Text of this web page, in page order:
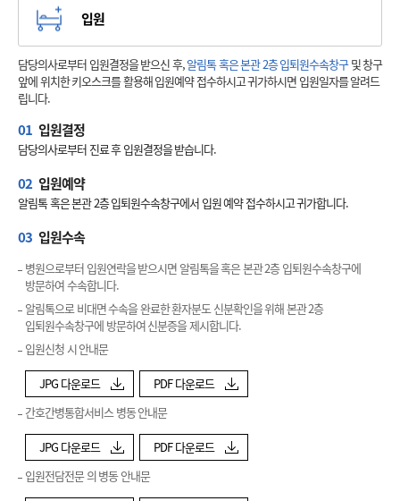
입원
담당의사로부터 입원결정을 받으신 후,알림톡 혹은 본관 2층 입퇴원수속창구및 창구
앞에 위치한 키오스크를 활용해 입원예약 접수하시고 귀가하시면 입원일자를 알려드
립니다.
01 입원결정
담당의사로부터 진료 후 입원결정을 받습니다.
02 입원예약
알림톡 혹은 본관 2층 입퇴원수속창구에서 입원 예약 접수하시고 귀가합니다.
03 입원수속
병원으로부터 입원연락을 받으시면 알림톡을 혹은 본관 2층 입퇴원수속창구에
방문하여 수속합니다.
알림톡으로 비대면 수속을 완료한 환자분도 신분확인을 위해 본관 2층
입퇴원수속창구에 방문하여 신분증을 제시합니다.
입원신청 시 안내문
JPG 다운로드
PDF 다운로드
간호간병통합서비스 병동 안내문
JPG 다운로드
PDF 다운로드
입원전담전문 의 병동 안내문